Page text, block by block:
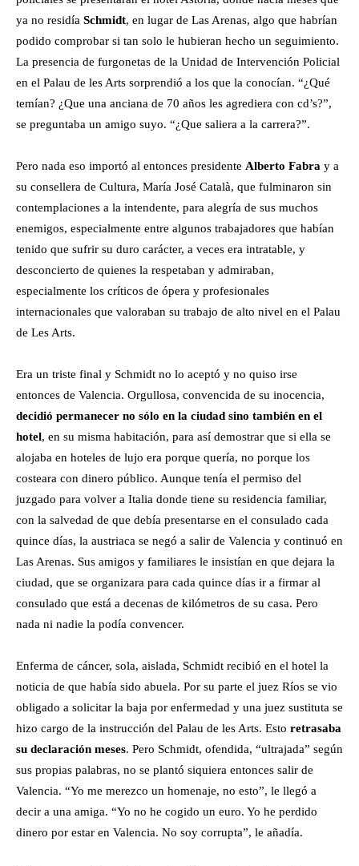
ya no residía Schmidt, en lugar de Las Arenas, algo que habrían
podido comprobar si tan solo le hubieran hecho un seguimiento.
La presencia de furgonetas de la Unidad de Intervención Policial
en el Palau de les Arts sorprendió a los que la conocían. “¿Qué
temían? ¿Que una anciana de 70 años les agrediera con cd’s?”,
se preguntaba un amigo suyo. “¿Que saliera a la carrera?”.
Pero nada eso importó al entonces presidente Alberto Fabra y a
su consellera de Cultura, María José Català, que fulminaron sin
contemplaciones a la intendente, para alegría de sus muchos
enemigos, especialmente entre algunos trabajadores que habían
tenido que sufrir su duro carácter, a veces era intratable, y
desconcierto de quienes la respetaban y admiraban,
especialmente los críticos de ópera y profesionales
internacionales que valoraban su trabajo de alto nivel en el Palau
de Les Arts.
Era un triste final y Schmidt no lo aceptó y no quiso irse
entonces de Valencia. Orgullosa, convencida de su inocencia,
decidió permanecer no sólo en la ciudad sino también en el
hotel, en su misma habitación, para así demostrar que si ella se
alojaba en hoteles de lujo era porque quería, no porque los
costeara con dinero público. Aunque tenía el permiso del
juzgado para volver a Italia donde tiene su residencia familiar,
con la salvedad de que debía presentarse en el consulado cada
quince días, la austriaca se negó a salir de Valencia y continuó en
Las Arenas. Sus amigos y familiares le insistían en que dejara la
ciudad, que se organizara para cada quince días ir a firmar al
consulado que está a decenas de kilómetros de su casa. Pero
nada ni nadie la podía convencer.
Enferma de cáncer, sola, aislada, Schmidt recibió en el hotel la
noticia de que había sido abuela. Por su parte el juez Ríos se vio
obligado a solicitar la baja por enfermedad y una juez sustituta se
hizo cargo de la instrucción del Palau de les Arts. Esto retrasaba
su declaración meses. Pero Schmidt, ofendida, “ultrajada” según
sus propias palabras, no se plantó siquiera entonces salir de
Valencia. “Yo me merezco un homenaje, no esto”, le llegó a
decir a una amiga. “Yo no he cogido un euro. Yo he perdido
dinero por estar en Valencia. No soy corrupta”, le añadía.